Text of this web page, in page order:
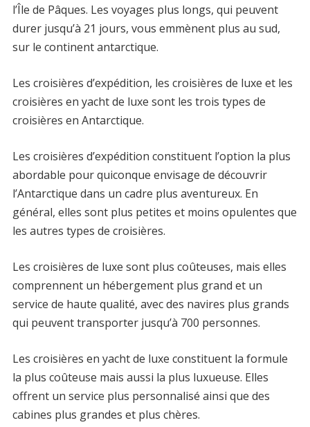
l’Île de Pâques. Les voyages plus longs, qui peuvent
durer jusqu’à 21 jours, vous emmènent plus au sud,
sur le continent antarctique.
Les croisières d’expédition, les croisières de luxe et les
croisières en yacht de luxe sont les trois types de
croisières en Antarctique.
Les croisières d’expédition constituent l’option la plus
abordable pour quiconque envisage de découvrir
l’Antarctique dans un cadre plus aventureux. En
général, elles sont plus petites et moins opulentes que
les autres types de croisières.
Les croisières de luxe sont plus coûteuses, mais elles
comprennent un hébergement plus grand et un
service de haute qualité, avec des navires plus grands
qui peuvent transporter jusqu’à 700 personnes.
Les croisières en yacht de luxe constituent la formule
la plus coûteuse mais aussi la plus luxueuse. Elles
offrent un service plus personnalisé ainsi que des
cabines plus grandes et plus chères.